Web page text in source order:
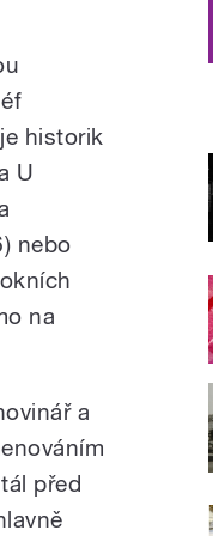
historik
U
nebo
na
a
před